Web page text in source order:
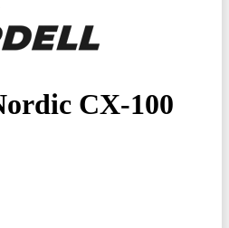
CX-100